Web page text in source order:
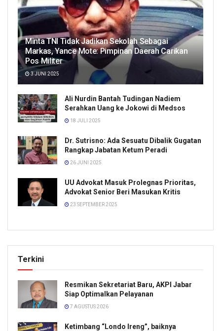
Minta TNI Tidak Jadikan Sekolah Sebagai
Markas, Yance Mote: Pimpinan Daerah Carikan
Pos Militer
3 JUNI 2025
Ali Nurdin Bantah Tudingan Nadiem
Serahkan Uang ke Jokowi di Medsos
18 JULI 2025
Dr. Sutrisno: Ada Sesuatu Dibalik Gugatan
Rangkap Jabatan Ketum Peradi
26 JUNI 2025
UU Advokat Masuk Prolegnas Prioritas,
Advokat Senior Beri Masukan Kritis
23 SEPTEMBER 2025
Terkini
Resmikan Sekretariat Baru, AKPI Jabar
Siap Optimalkan Pelayanan
7 AGUSTUS 2026
Ketimbang “Londo Ireng”, baiknya